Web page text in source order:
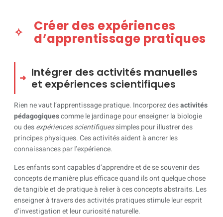
Créer des expériences
d’apprentissage pratiques
Intégrer des activités manuelles
et expériences scientifiques
Rien ne vaut l’apprentissage pratique. Incorporez desactivités
pédagogiquescomme le jardinage pour enseigner la biologie
ou desexpériences scientifiquessimples pour illustrer des
principes physiques. Ces activités aident à ancrer les
connaissances par l’expérience.
Les enfants sont capables d’apprendre et de se souvenir des
concepts de manière plus efficace quand ils ont quelque chose
de tangible et de pratique à relier à ces concepts abstraits. Les
enseigner à travers des activités pratiques stimule leur esprit
d’investigation et leur curiosité naturelle.